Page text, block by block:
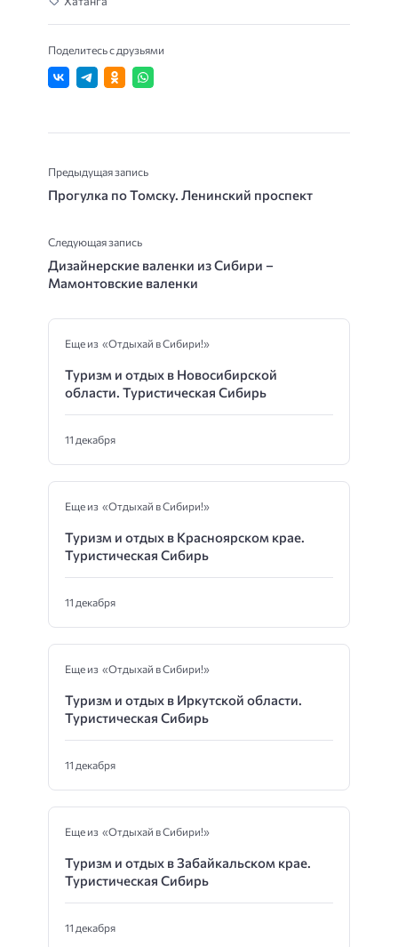
Поделитесь с друзьями
Предыдущая запись
Прогулка по Томску. Ленинский проспект
Следующая запись
Дизайнерские валенки из Сибири –
Мамонтовские валенки
Еще из «Отдыхай в Сибири!»
Туризм и отдых в Новосибирской
области. Туристическая Сибирь
11 декабря
Еще из «Отдыхай в Сибири!»
Туризм и отдых в Красноярском крае.
Туристическая Сибирь
11 декабря
Еще из «Отдыхай в Сибири!»
Туризм и отдых в Иркутской области.
Туристическая Сибирь
11 декабря
Еще из «Отдыхай в Сибири!»
Туризм и отдых в Забайкальском крае.
Туристическая Сибирь
11 декабря